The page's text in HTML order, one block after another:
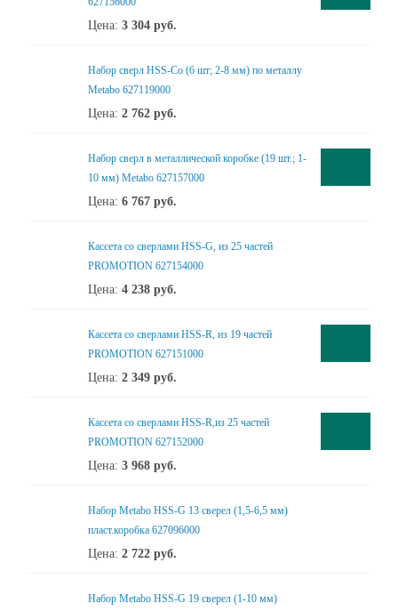
Цена: 3 304 руб.
Набор сверл HSS-Co (6 шт; 2-8 мм) по металлу
Metabo 627119000
Цена: 2 762 руб.
Набор сверл в металлической коробке (19 шт.; 1-
10 мм) Metabo 627157000
Цена: 6 767 руб.
Кассета со сверлами HSS-G, из 25 частей
PROMOTION 627154000
Цена: 4 238 руб.
Кассета со сверлами HSS-R, из 19 частей
PROMOTION 627151000
Цена: 2 349 руб.
Кассета со сверлами HSS-R,из 25 частей
PROMOTION 627152000
Цена: 3 968 руб.
Набор Metabo HSS-G 13 сверел (1,5-6,5 мм)
пласт.коробка 627096000
Цена: 2 722 руб.
Набор Metabo HSS-G 19 сверел (1-10 мм)